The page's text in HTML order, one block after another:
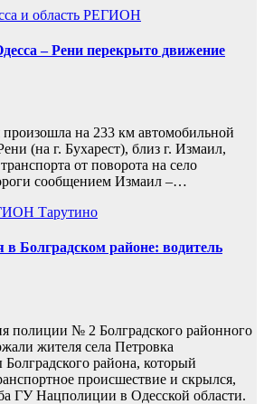
и область РЕГИОН
– Рени перекрыто движение
произошла на 233 км автомобильной
(на г. Бухарест), близ г. Измаил,
от поворота на село
сообщением Измаил –…
Тарутино
Болградском районе: водитель
полиции № 2 Болградского районного
жителя села Петровка
района, который
происшествие и скрылся,
ГУ Нацполиции в Одесской области.